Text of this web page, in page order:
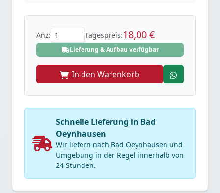
Anz: Tagespreis:18,00 €
Lieferung & Aufbau verfügbar
In den Warenkorb
Schnelle Lieferung in Bad
Oeynhausen
Wir liefern nach Bad Oeynhausen und
Umgebung in der Regel innerhalb von
24 Stunden.